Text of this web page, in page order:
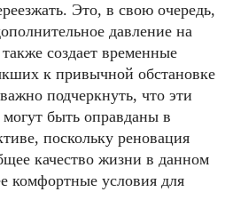
Это, в свою очередь,
давление на
создает временные
к привычной обстановке
подчеркнуть, что эти
быть оправданы в
поскольку реновация
качество жизни в данном
комфортные условия для